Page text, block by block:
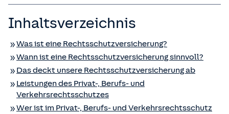
Inhaltsverzeichnis
Was ist eine Rechts­schutz­versicherung?
Wann ist eine Rechts­schutz­versicherung sinnvoll?
Das deckt unsere Rechts­schutz­versicherung ab
Leistungen des Privat-, Berufs- und
Verkehrsrechtsschutzes
Wer ist im Privat-, Berufs- und Verkehrsrechtsschutz